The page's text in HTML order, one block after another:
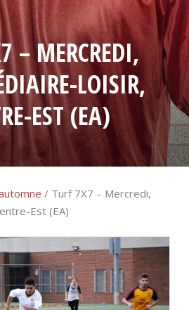
– MERCREDI,
LOISIR,
EST (EA)
/ Turf 7X7 – Mercredi,
Est (EA)